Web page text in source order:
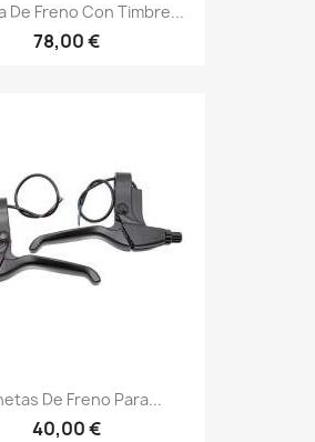
De Freno Con Timbre...
78,00 €
De Freno Para...
40,00 €